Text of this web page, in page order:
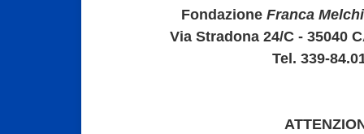
Fondazione Franca
Via Stradona 24/C - 35040
Tel. 339-